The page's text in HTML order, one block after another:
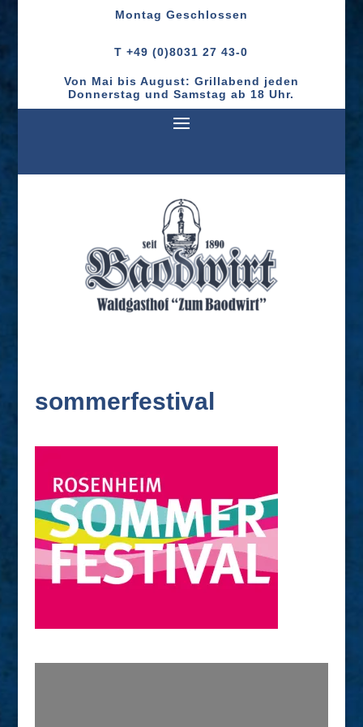
Montag Geschlossen
T +49 (0)8031 27 43-0
Von Mai bis August: Grillabend jeden
Donnerstag und Samstag ab 18 Uhr.
sommerfestival